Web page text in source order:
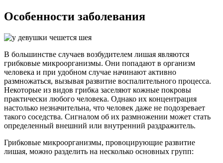
Особенности заболевания
В большинстве случаев возбудителем лишая являются
грибковые микроорганизмы. Они попадают в организм
человека и при удобном случае начинают активно
размножаться, вызывая развитие воспалительного процесса.
Некоторые из видов грибка заселяют кожные покровы
практически любого человека. Однако их концентрация
настолько незначительна, что человек даже не подозревает
такого соседства. Сигналом об их размножении может стать
определенный внешний или внутренний раздражитель.
Грибковые микроорганизмы, провоцирующие развитие
лишая, можно разделить на несколько основных групп: